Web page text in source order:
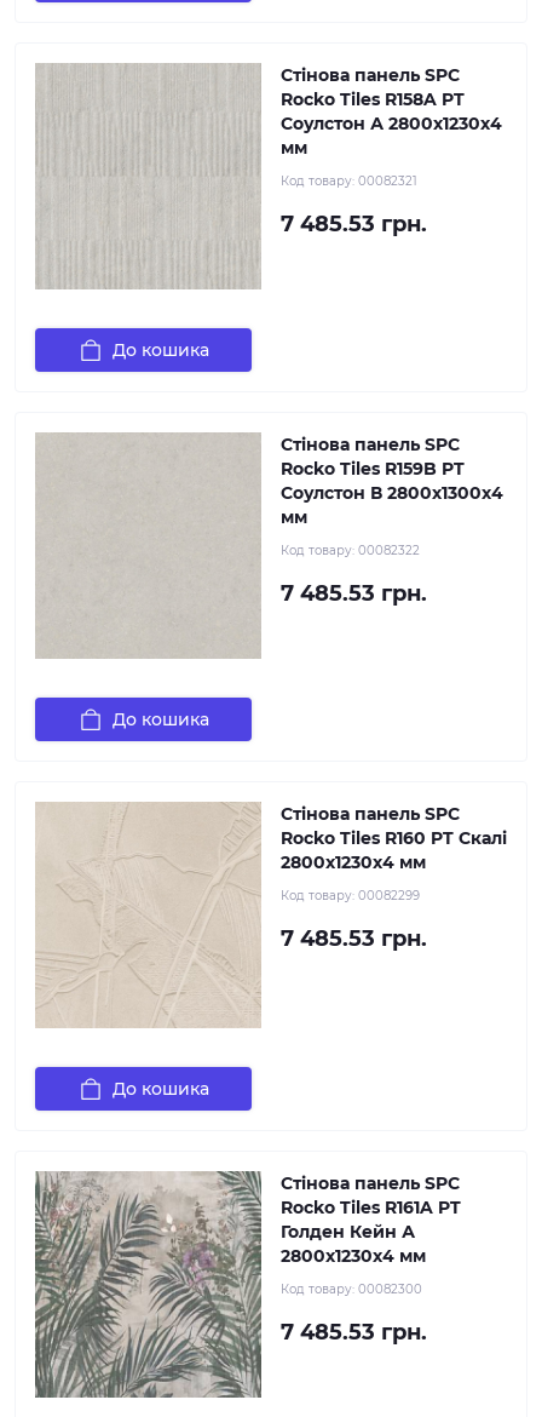
Стінова панель SPC
Rocko Tiles R158A PT
Соулстон А 2800х1230х4
мм
Код товару: 00082321
7 485.53 грн.
До кошика
Стінова панель SPC
Rocko Tiles R159B PT
Соулстон В 2800х1300х4
мм
Код товару: 00082322
7 485.53 грн.
До кошика
Стінова панель SPC
Rocko Tiles R160 PT Cкалі
2800х1230х4 мм
Код товару: 00082299
7 485.53 грн.
До кошика
Стінова панель SPC
Rocko Tiles R161A PT
Голден Кейн А
2800х1230х4 мм
Код товару: 00082300
7 485.53 грн.